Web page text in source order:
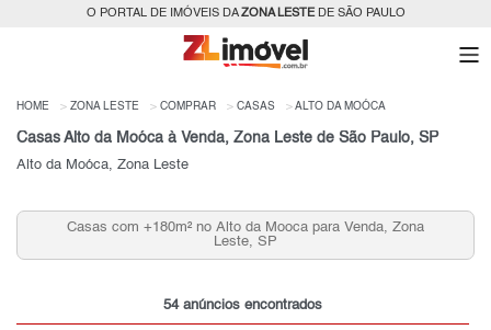
O PORTAL DE IMÓVEIS DAZONA LESTEDE SÃO PAULO
HOME ZONA LESTE COMPRAR CASAS ALTO DA MOÓCA
Casas Alto da Moóca à Venda, Zona Leste de São Paulo, SP
Alto da Moóca, Zona Leste
Casas com +180m² no Alto da Mooca para Venda, Zona
Leste, SP
54 anúncios encontrados